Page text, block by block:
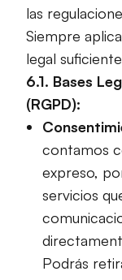
las
Siempre
legal
6.1. Bases
(RGPD):
contamos
expreso,
servicios
Podrás